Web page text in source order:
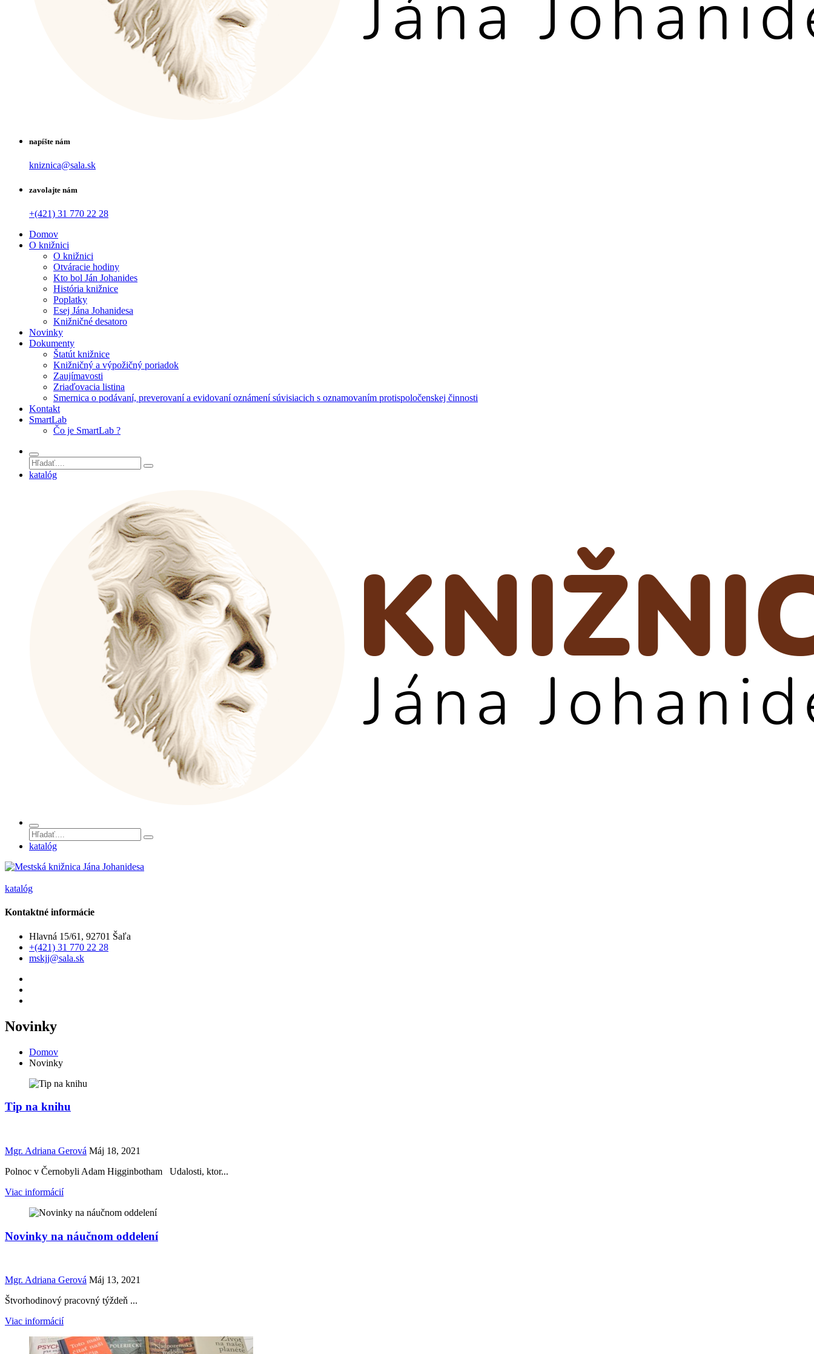
napíšte nám
kniznica@sala.sk
zavolajte nám
+(421) 31 770 22 28
Domov
O knižnici
O knižnici
Otváracie hodiny
Kto bol Ján Johanides
História knižnice
Poplatky
Esej Jána Johanidesa
Knižničné desatoro
Novinky
Dokumenty
Štatút knižnice
Knižničný a výpožičný poriadok
Zaujímavosti
Zriaďovacia listina
Smernica o podávaní, preverovaní a evidovaní oznámení súvisiacich s oznamovaním protispoločenskej činnosti
Kontakt
SmartLab
Čo je SmartLab ?
katalóg
katalóg
katalóg
Kontaktné informácie
Hlavná 15/61, 92701 Šaľa
+(421) 31 770 22 28
mskjj@sala.sk
Novinky
Domov
Novinky
Tip na knihu
Mgr. Adriana Gerová Máj 18, 2021
Polnoc v Černobyli Adam Higginbotham Udalosti, ktor...
Viac informácií
Novinky na náučnom oddelení
Mgr. Adriana Gerová Máj 13, 2021
Štvorhodinový pracovný týždeň ...
Viac informácií